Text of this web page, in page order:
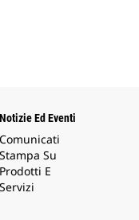
Notizie Ed Eventi
Comunicati
Stampa Su
Prodotti E
Servizi